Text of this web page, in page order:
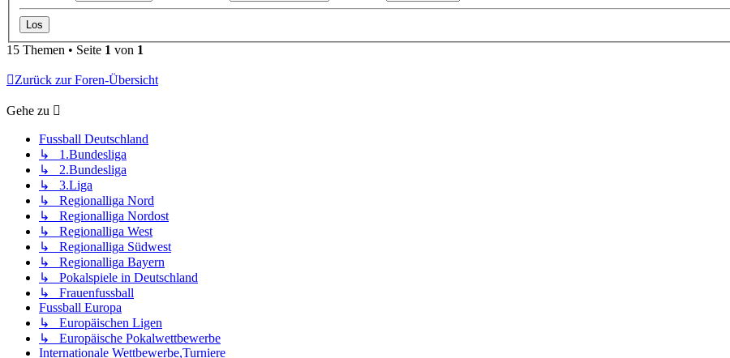
15 Themen • Seite 1 von 1
Zurück zur Foren-Übersicht
Gehe zu
Fussball Deutschland
↳ 1.Bundesliga
↳ 2.Bundesliga
↳ 3.Liga
↳ Regionalliga Nord
↳ Regionalliga Nordost
↳ Regionalliga West
↳ Regionalliga Südwest
↳ Regionalliga Bayern
↳ Pokalspiele in Deutschland
↳ Frauenfussball
Fussball Europa
↳ Europäischen Ligen
↳ Europäische Pokalwettbewerbe
Internationale Wettbewerbe,Turniere